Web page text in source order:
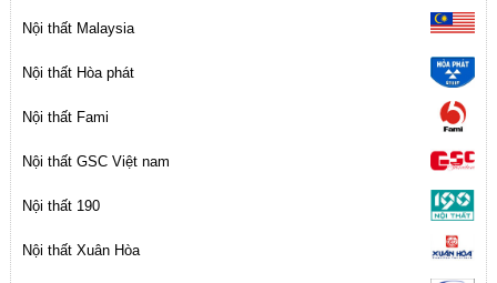
Nội thất Malaysia
Nội thất Hòa phát
Nội thất Fami
Nội thất GSC Việt nam
Nội thất 190
Nội thất Xuân Hòa